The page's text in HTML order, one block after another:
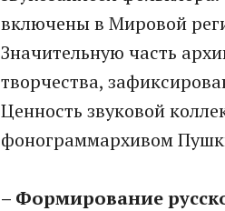
включены в Мировой
Значительную часть
творчества,
Ценность звуковой
фонограммархивом
– Формирование